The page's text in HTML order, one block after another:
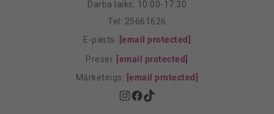
Darba laiks: 10.00-17.30
Tel: 25661626
E-pasts: [email protected]
Presei: [email protected]
Mārketings: [email protected]